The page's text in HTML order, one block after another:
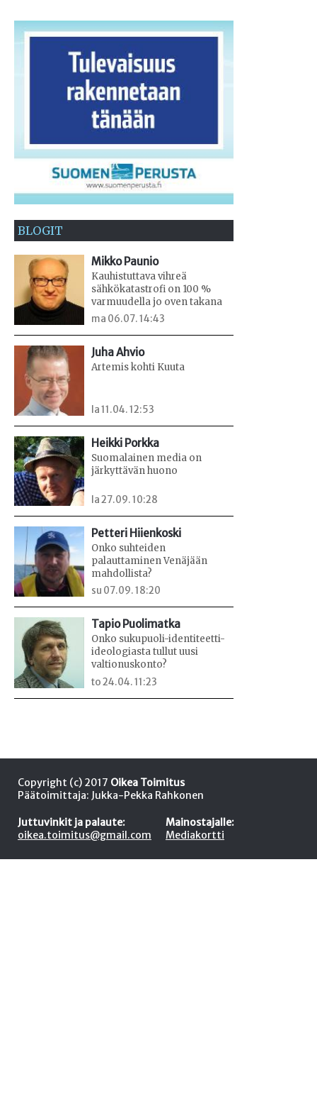
BLOGIT
Mikko Paunio
Kauhistuttava vihreä
sähkökatastrofi on 100 %
varmuudella jo oven takana
ma 06.07. 14:43
Juha Ahvio
Artemis kohti Kuuta
la 11.04. 12:53
Heikki Porkka
Suomalainen media on
järkyttävän huono
la 27.09. 10:28
Petteri Hiienkoski
Onko suhteiden
palauttaminen Venäjään
mahdollista?
su 07.09. 18:20
Tapio Puolimatka
Onko sukupuoli-identiteetti-
ideologiasta tullut uusi
valtionuskonto?
to 24.04. 11:23
Copyright (c) 2017 Oikea Toimitus
Päätoimittaja: Jukka-Pekka Rahkonen
Juttuvinkit ja palaute:
oikea.toimitus@gmail.com
Mainostajalle:
Mediakortti